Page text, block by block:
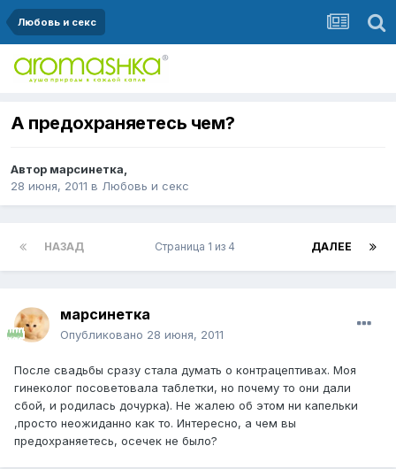
Любовь и секс
А предохраняетесь чем?
Автор марсинетка,
28 июня, 2011 в Любовь и секс
НАЗАД ДАЛЕЕ
Страница 1 из 4
марсинетка
Опубликовано 28 июня, 2011
После свадьбы сразу стала думать о контрацептивах. Моя
гинеколог посоветовала таблетки, но почему то они дали
сбой, и родилась дочурка). Не жалею об этом ни капельки
,просто неожиданно как то. Интересно, а чем вы
предохраняетесь, осечек не было?